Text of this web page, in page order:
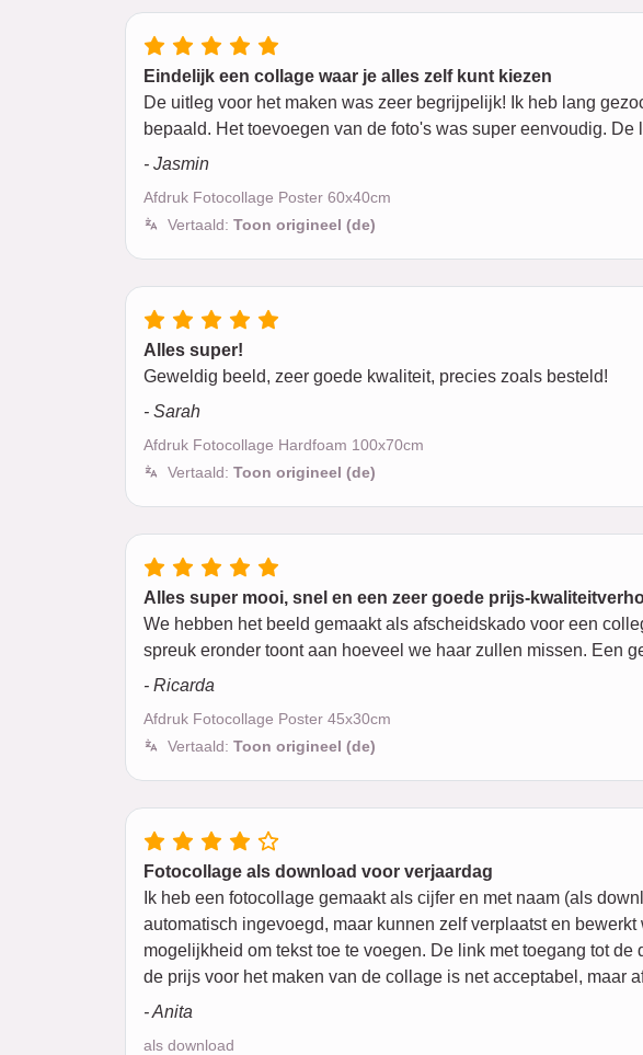
Eindelijk een collage waar je alles zelf kunt kiezen
De uitleg voor het maken was zeer begrijpelijk! Ik heb lang
bepaald. Het toevoegen van de foto's was super eenvoudig.
- Jasmin
Afdruk Fotocollage Poster 60x40cm
Vertaald: Toon origineel (de)
Alles super!
Geweldig beeld, zeer goede kwaliteit, precies zoals besteld!
- Sarah
Afdruk Fotocollage Hardfoam 100x70cm
Vertaald: Toon origineel (de)
Alles super mooi, snel en een zeer goede prijs-
We hebben het beeld gemaakt als afscheidskado voor een
spreuk eronder toont aan hoeveel we haar zullen missen. Een
- Ricarda
Afdruk Fotocollage Poster 45x30cm
Vertaald: Toon origineel (de)
Fotocollage als download voor verjaardag
Ik heb een fotocollage gemaakt als cijfer en met naam (als
automatisch ingevoegd, maar kunnen zelf verplaatst en
mogelijkheid om tekst toe te voegen. De link met toegang tot
de prijs voor het maken van de collage is net acceptabel, maar
- Anita
als download